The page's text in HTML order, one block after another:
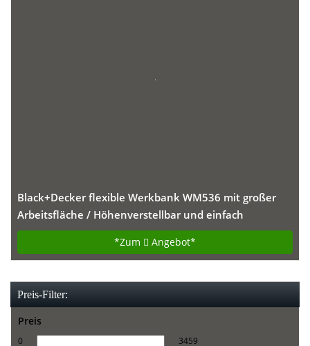
Black+Decker flexible Werkbank WM536 mit großer
Arbeitsfläche / Höhenverstellbar und einfach
handzuhaben / Bis 160 kg belastbar / Maße
(Arbeitsfläche): 25,0 x 61,0 cm
*Zum Angebot*
Preis-Filter:
Preis
0 3459